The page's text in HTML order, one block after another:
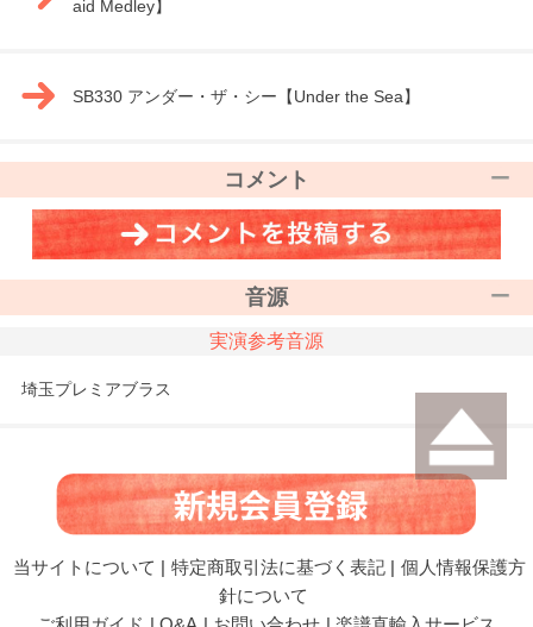
aid Medley】
SB330 アンダー・ザ・シー【Under the Sea】
コメント
音源
実演参考音源
埼玉プレミアブラス
当サイトについて | 特定商取引法に基づく表記 | 個人情報保護方
針について